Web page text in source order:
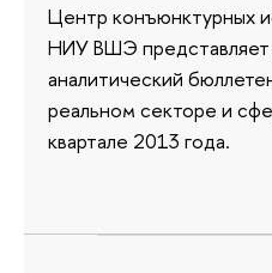
Центр конъюнктурных
НИУ ВШЭ
аналитический
реальном секторе и
квартале 2013 года.